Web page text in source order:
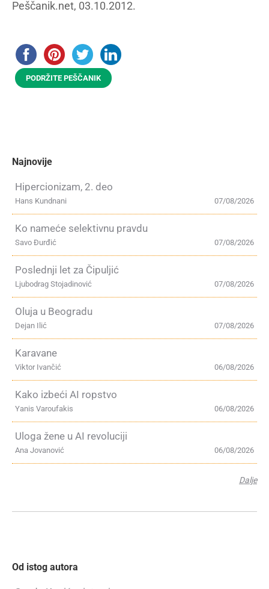
Peščanik.net, 03.10.2012.
PODRŽITE PEŠČANIK
Najnovije
Hipercionizam, 2. deo
07/08/2026
Hans Kundnani
Ko nameće selektivnu pravdu
07/08/2026
Savo Đurđić
Poslednji let za Čipuljić
07/08/2026
Ljubodrag Stojadinović
Oluja u Beogradu
07/08/2026
Dejan Ilić
Karavane
06/08/2026
Viktor Ivančić
Kako izbeći AI ropstvo
06/08/2026
Yanis Varoufakis
Uloga žene u AI revoluciji
06/08/2026
Ana Jovanović
Dalje
Od istog autora